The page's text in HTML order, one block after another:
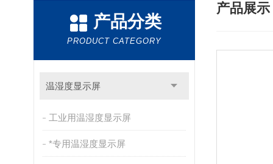
产品分类
PRODUCT CATEGORY
温湿度显示屏
工业用温湿度显示屏
*专用温湿度显示屏
产品展示